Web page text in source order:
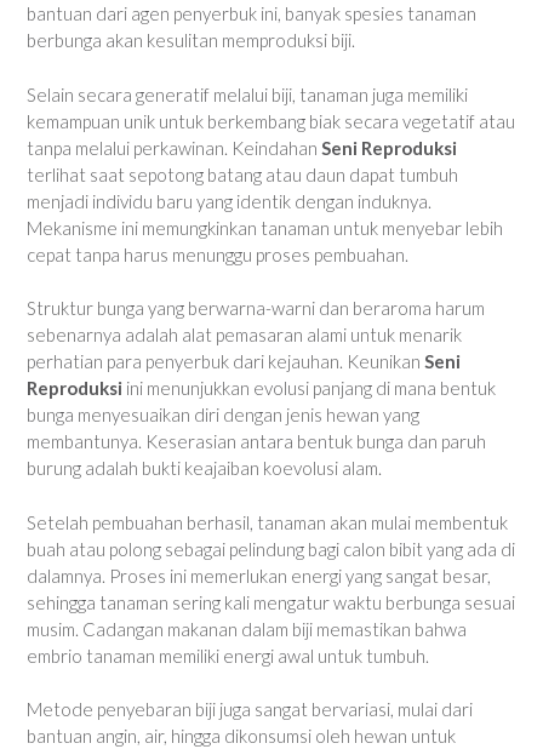
bantuan dari agen penyerbuk ini, banyak spesies tanaman
berbunga akan kesulitan memproduksi biji.
Selain secara generatif melalui biji, tanaman juga memiliki
kemampuan unik untuk berkembang biak secara vegetatif atau
tanpa melalui perkawinan. Keindahan Seni Reproduksi
terlihat saat sepotong batang atau daun dapat tumbuh
menjadi individu baru yang identik dengan induknya.
Mekanisme ini memungkinkan tanaman untuk menyebar lebih
cepat tanpa harus menunggu proses pembuahan.
Struktur bunga yang berwarna-warni dan beraroma harum
sebenarnya adalah alat pemasaran alami untuk menarik
perhatian para penyerbuk dari kejauhan. Keunikan Seni
Reproduksi ini menunjukkan evolusi panjang di mana bentuk
bunga menyesuaikan diri dengan jenis hewan yang
membantunya. Keserasian antara bentuk bunga dan paruh
burung adalah bukti keajaiban koevolusi alam.
Setelah pembuahan berhasil, tanaman akan mulai membentuk
buah atau polong sebagai pelindung bagi calon bibit yang ada di
dalamnya. Proses ini memerlukan energi yang sangat besar,
sehingga tanaman sering kali mengatur waktu berbunga sesuai
musim. Cadangan makanan dalam biji memastikan bahwa
embrio tanaman memiliki energi awal untuk tumbuh.
Metode penyebaran biji juga sangat bervariasi, mulai dari
bantuan angin, air, hingga dikonsumsi oleh hewan untuk